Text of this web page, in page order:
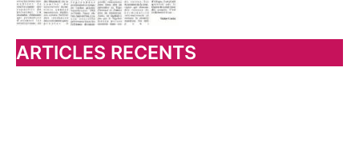
ARTICLES RECENTS